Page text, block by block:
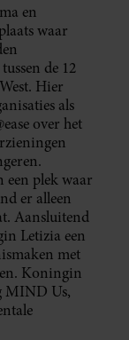
en
waar
de 12
Hier
als
over het
plek waar
er alleen
Aansluitend
Letizia een
met
Koningin
MIND Us,